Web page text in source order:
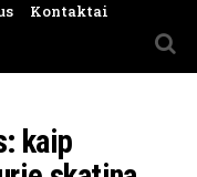
Kontaktai
kaip